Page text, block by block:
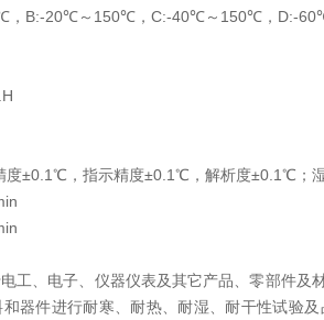
，B:-20℃～150℃，C:-40℃～150℃，D:-
度±0.1℃，指示精度±0.1℃，解析度±0.1℃；
工、电子、仪器仪表及其它产品、零部件
器件进行耐寒、耐热、耐湿、耐干性试验